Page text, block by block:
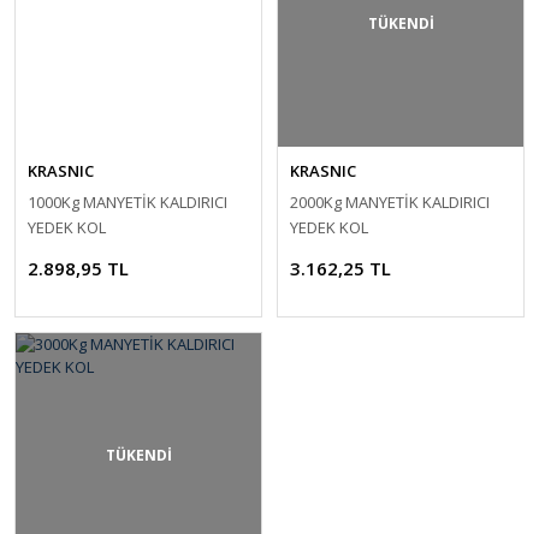
KRASNIC
1000Kg MANYETİK KALDIRICI
YEDEK KOL
2.898,95 TL
TÜKENDİ
KRASNIC
2000Kg MANYETİK KALDIRICI
YEDEK KOL
3.162,25 TL
TÜKENDİ